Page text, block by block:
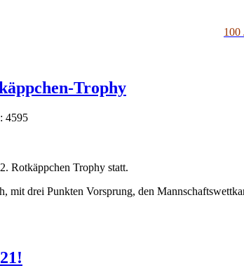
100
Trophy
4595
Rotkäppchen Trophy statt.
mit drei Punkten Vorsprung, den